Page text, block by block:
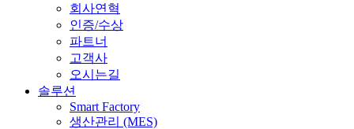
회사연혁
인증/수상
파트너
고객사
오시는길
솔루션
Smart Factory
생산관리 (MES)